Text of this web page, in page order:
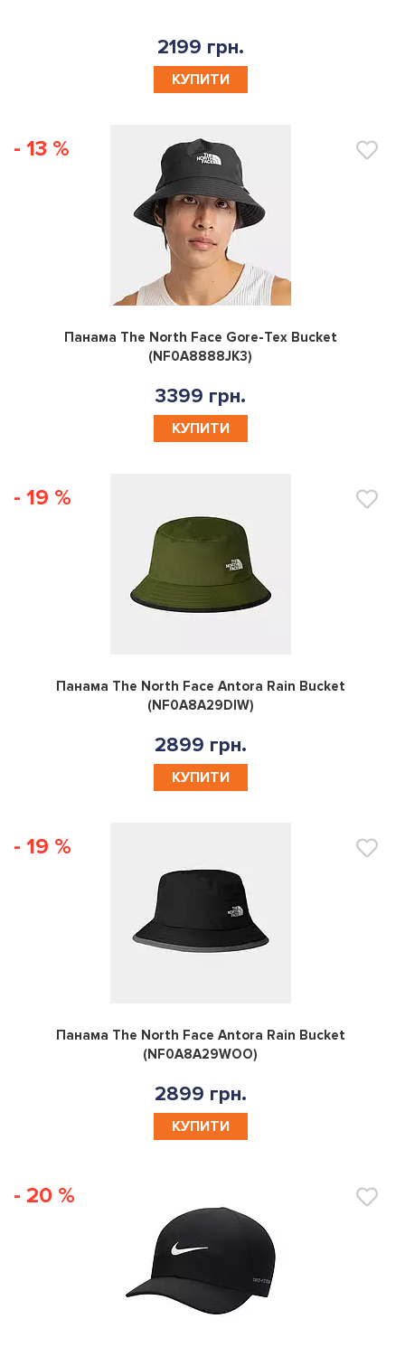
2199 грн.
КУПИТИ
- 13 %
0
Панама The North Face Gore-Tex Bucket
(NF0A8888JK3)
3399 грн.
КУПИТИ
- 19 %
0
Панама The North Face Antora Rain Bucket
(NF0A8A29DIW)
2899 грн.
КУПИТИ
- 19 %
0
Панама The North Face Antora Rain Bucket
(NF0A8A29WOO)
2899 грн.
КУПИТИ
- 20 %